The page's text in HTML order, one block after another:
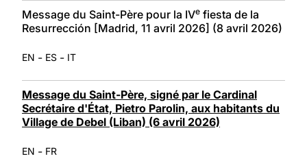
Message du Saint-Père pour la IVe fiesta de la
Resurrección [Madrid, 11 avril 2026] (8 avril 2026)
EN - ES - IT
Message du Saint-Père, signé par le Cardinal
Secrétaire d'État, Pietro Parolin, aux habitants du
Village de Debel (Liban) (6 avril 2026)
EN - FR